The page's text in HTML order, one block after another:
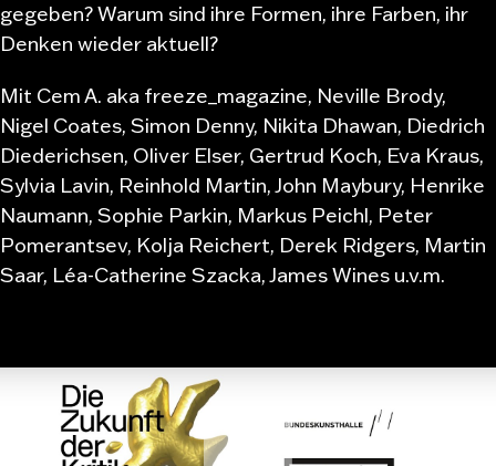
gegeben? Warum sind ihre Formen, ihre Farben, ihr
Denken wieder aktuell?
Mit Cem A. aka freeze_magazine, Neville Brody,
Nigel Coates, Simon Denny, Nikita Dhawan, Diedrich
Diederichsen, Oliver Elser, Gertrud Koch, Eva Kraus,
Sylvia Lavin, Reinhold Martin, John Maybury, Henrike
Naumann, Sophie Parkin, Markus Peichl, Peter
Pomerantsev, Kolja Reichert, Derek Ridgers, Martin
Saar, Léa-Catherine Szacka, James Wines u.v.m.